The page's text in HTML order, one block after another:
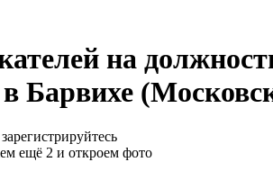
на
в Барвихе
ещё 2 и откроем фото